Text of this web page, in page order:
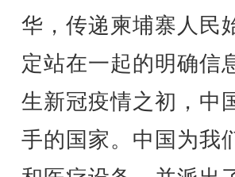
华，传递柬埔寨人民
定站在一起的明确信
生新冠疫情之初，中
手的国家。中国为我